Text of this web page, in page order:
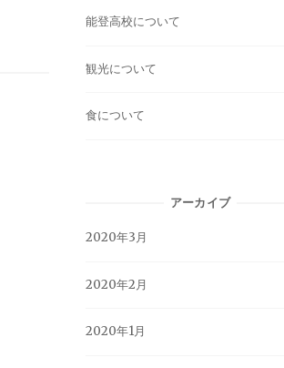
能登高校について
観光について
食について
アーカイブ
2020年3月
2020年2月
2020年1月